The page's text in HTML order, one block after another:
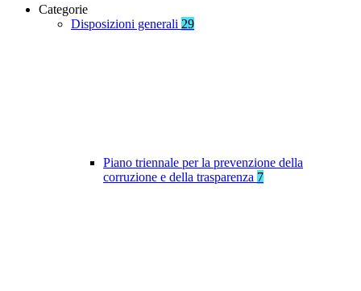
Categorie
Disposizioni generali 29
Piano triennale per la prevenzione della
corruzione e della trasparenza 7